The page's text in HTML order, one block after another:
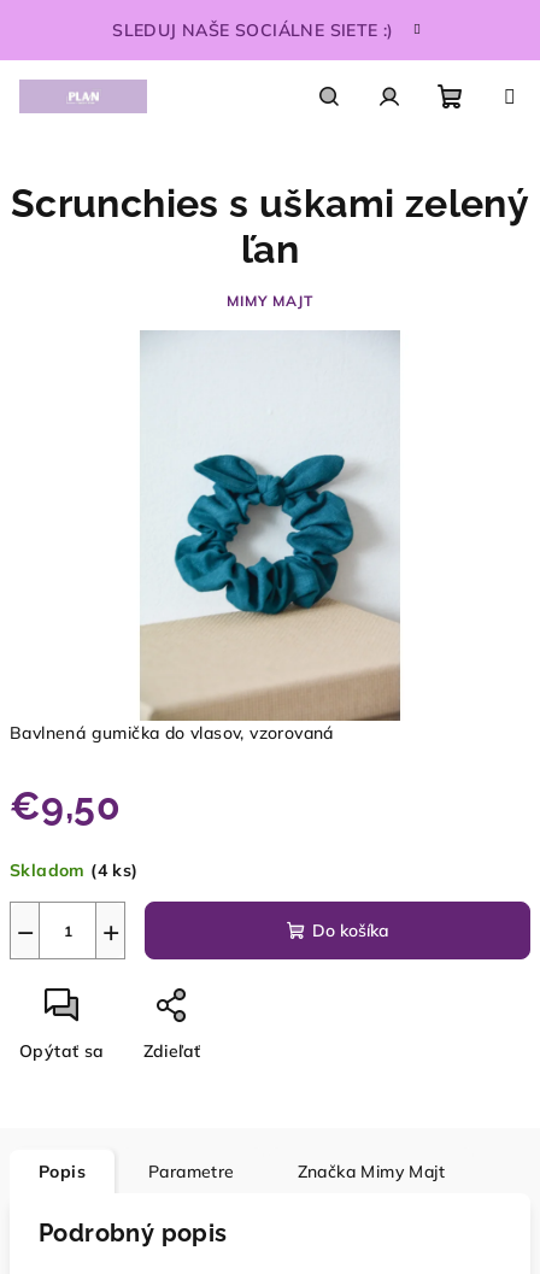
obsah
SLEDUJ NAŠE SOCIÁLNE SIETE :)
košík
Bavlnená gumička do vlasov, vzorovaná
€9,50
cena:
Skladom (4 ks)
+
− Do košíka
Opýtať sa Zdieľať
Scrunchies s uškami zelený
ľan
MIMY MAJT
Popis Parametre Značka Mimy Majt
Podrobný popis